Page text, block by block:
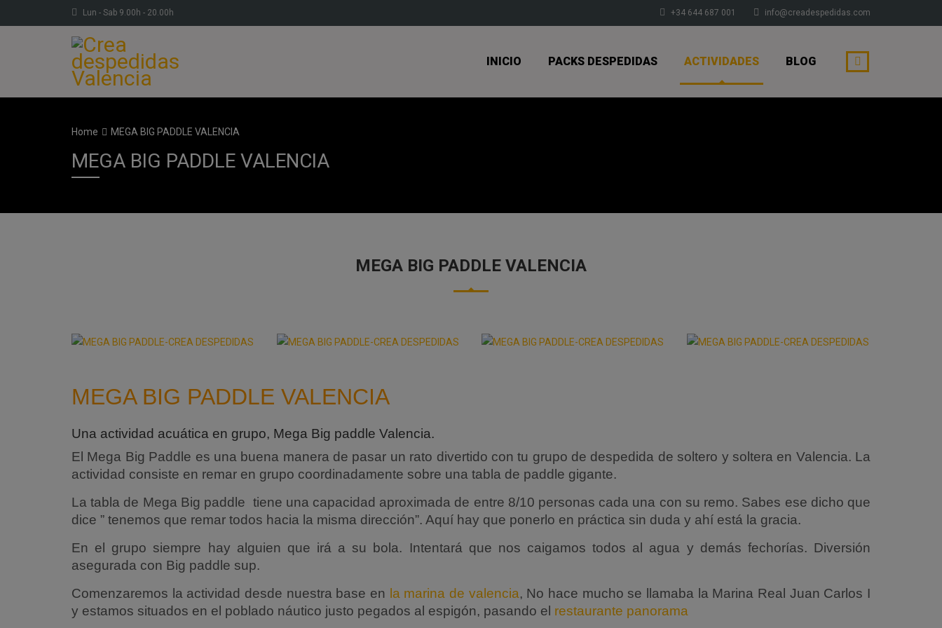
Lun - Sab 9.00h - 20.00h +34 644 687 001 info@creadespedidas.com
INICIO PACKS DESPEDIDAS ACTIVIDADES BLOG
Home MEGA BIG PADDLE VALENCIA
MEGA BIG PADDLE VALENCIA
MEGA BIG PADDLE VALENCIA
MEGA BIG PADDLE VALENCIA
Una actividad acuática en grupo, Mega Big paddle Valencia.
El Mega Big Paddle es una buena manera de pasar un rato divertido con tu grupo de despedida de soltero y soltera en Valencia. La
actividad consiste en remar en grupo coordinadamente sobre una tabla de paddle gigante.
La tabla de Mega Big paddle tiene una capacidad aproximada de entre 8/10 personas cada una con su remo. Sabes ese dicho que
dice ” tenemos que remar todos hacia la misma dirección”. Aquí hay que ponerlo en práctica sin duda y ahí está la gracia.
En el grupo siempre hay alguien que irá a su bola. Intentará que nos caigamos todos al agua y demás fechorías. Diversión
asegurada con Big paddle sup.
Comenzaremos la actividad desde nuestra base en la marina de valencia, No hace mucho se llamaba la Marina Real Juan Carlos I
y estamos situados en el poblado náutico justo pegados al espigón, pasando el restaurante panorama